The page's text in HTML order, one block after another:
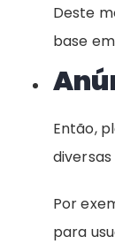
Deste
base
Então,
Por
para